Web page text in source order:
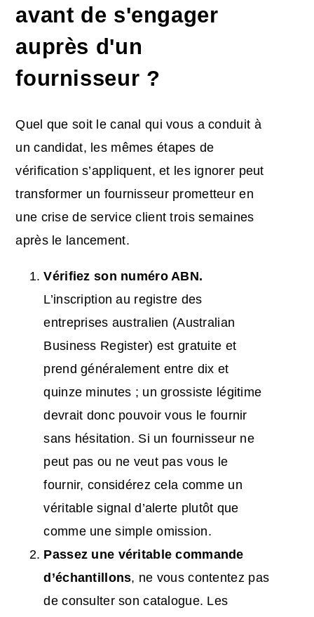
avant de s'engager
auprès d'un
fournisseur ?
Quel que soit le canal qui vous a conduit à
un candidat, les mêmes étapes de
vérification s’appliquent, et les ignorer peut
transformer un fournisseur prometteur en
une crise de service client trois semaines
après le lancement.
Vérifiez son numéro ABN.
L’inscription au registre des
entreprises australien (Australian
Business Register) est gratuite et
prend généralement entre dix et
quinze minutes ; un grossiste légitime
devrait donc pouvoir vous le fournir
sans hésitation. Si un fournisseur ne
peut pas ou ne veut pas vous le
fournir, considérez cela comme un
véritable signal d’alerte plutôt que
comme une simple omission.
Passez une véritable commande
d’échantillons, ne vous contentez pas
de consulter son catalogue. Les